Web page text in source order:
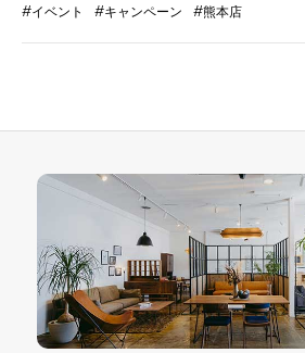
イベント キャンペーン 熊本店